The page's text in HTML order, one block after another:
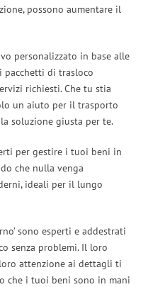
possono aumentare il
personalizzato in base alle
pacchetti di trasloco
richiesti. Che tu stia
un aiuto per il trasporto
la soluzione giusta per te.
per gestire i tuoi beni in
che nulla venga
ideali per il lungo
sono esperti e addestrati
senza problemi. Il loro
attenzione ai dettagli ti
che i tuoi beni sono in mani